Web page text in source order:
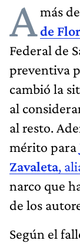
Amás
de
Federal de
preventiva
cambió la
al
al resto.
mérito para
Zavaleta,
narco que
de los
Según el